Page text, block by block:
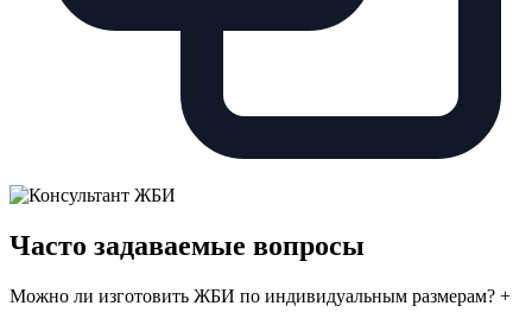
Часто задаваемые вопросы
Можно ли изготовить ЖБИ по индивидуальным размерам? +